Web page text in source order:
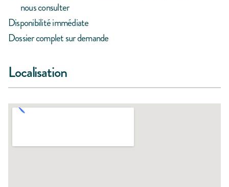
nous consulter
Disponibilité immédiate
Dossier complet sur demande
Localisation